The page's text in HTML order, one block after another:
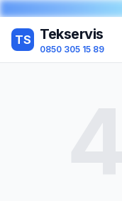
TS Tekservis
0850 305 15 89